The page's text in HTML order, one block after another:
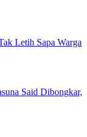
Letih Sapa Warga
Said Dibongkar,